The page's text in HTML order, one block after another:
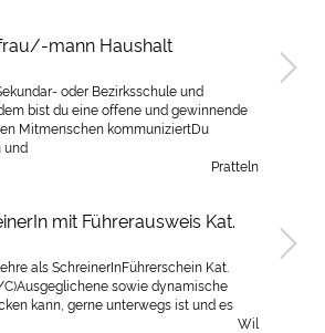
mann Haushalt
oder Bezirksschule und
bist du eine offene und gewinnende
Mitmenschen kommuniziertDu
und
Pratteln
mit Führerausweis Kat.
als SchreinerInFührerschein Kat.
sowie dynamische
kann, gerne unterwegs ist und es
Wil